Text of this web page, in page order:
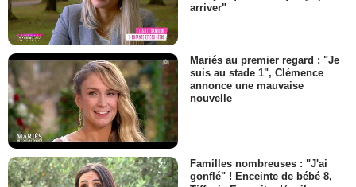
arriver"
Mariés au premier regard : "Je
suis au stade 1", Clémence
annonce une mauvaise
nouvelle
Familles nombreuses : "J'ai
gonflé" ! Enceinte de bébé 8,